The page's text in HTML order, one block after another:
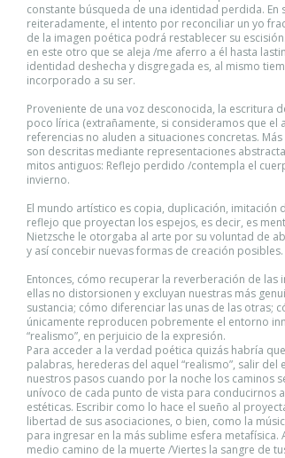
constante búsqueda de una identidad perdida. En
reiteradamente, el intento por reconciliar un yo
de la imagen poética podrá restablecer su
en este otro que se aleja /me aferro a él hasta
identidad deshecha y disgregada es, al mismo
incorporado a su ser.
Proveniente de una voz desconocida, la escritura
poco lírica (extrañamente, si consideramos que el
referencias no aluden a situaciones concretas.
son descritas mediante representaciones
mitos antiguos: Reflejo perdido /contempla el
invierno.
El mundo artístico es copia, duplicación, imitación
reflejo que proyectan los espejos, es decir, es
Nietzsche le otorgaba al arte por su voluntad de
y así concebir nuevas formas de creación posibles.
Entonces, cómo recuperar la reverberación de las
ellas no distorsionen y excluyan nuestras más
sustancia; cómo diferenciar las unas de las otras;
únicamente reproducen pobremente el entorno
“realismo”, en perjuicio de la expresión.
Para acceder a la verdad poética quizás habría
palabras, herederas del aquel “realismo”, salir
nuestros pasos cuando por la noche los caminos
unívoco de cada punto de vista para conducirnos
estéticas. Escribir como lo hace el sueño al
libertad de sus asociaciones, o bien, como la
para ingresar en la más sublime esfera
medio camino de la muerte /Viertes la sangre de